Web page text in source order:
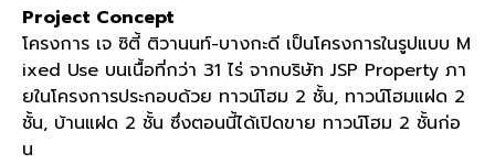
Project Concept
โครงการ เจ ซิตี้ ติวานนท์-บางกะดี เป็นโครงการในรูปแบบ M
ixed Use บนเนื้อที่กว่า 31 ไร่ จากบริษัท JSP Property ภา
ยในโครงการประกอบด้วย ทาวน์โฮม 2 ชั้น, ทาวน์โฮมแฝด 2
ชั้น, บ้านแฝด 2 ชั้น ซึ่งตอนนี้ได้เปิดขาย ทาวน์โฮม 2 ชั้นก่อ
น